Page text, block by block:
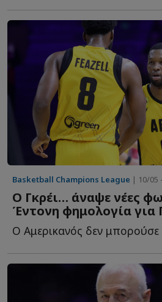
Basketball Champions League | 10/05
Ο Γκρέι… άναψε νέες
Έντονη φημολογία